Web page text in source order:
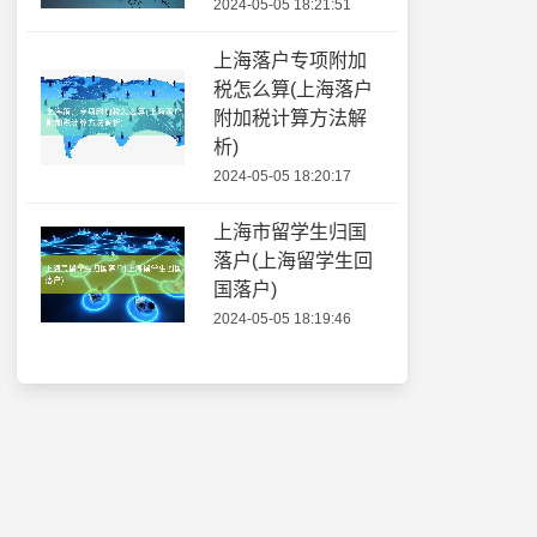
2024-05-05 18:21:51
上海落户专项附加
税怎么算(上海落户
附加税计算方法解
析)
2024-05-05 18:20:17
上海市留学生归国
落户(上海留学生回
国落户)
2024-05-05 18:19:46